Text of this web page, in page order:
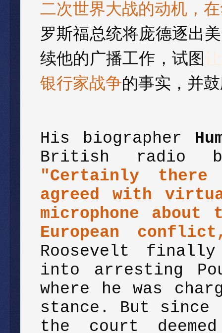
二次世界大战的动机 ，
罗斯福总统将庞德逐出
续他的广播工作，试图让
银行家战争的事实，并
His biographer
British radio
"Certainly there
agreed with
microphone about
European
Roosevelt
into arresting
where he was
stance. But since
the court